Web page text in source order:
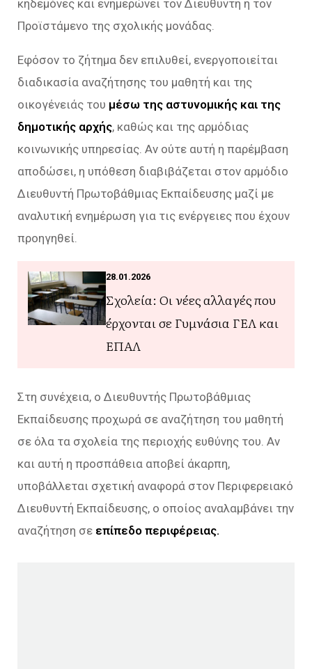
κηδεμόνες και ενημερώνει τον Διευθυντή ή τον
Προϊστάμενο της σχολικής μονάδας.
Εφόσον το ζήτημα δεν επιλυθεί, ενεργοποιείται
διαδικασία αναζήτησης του μαθητή και της
οικογένειάς του μέσω της αστυνομικής και της
δημοτικής αρχής, καθώς και της αρμόδιας
κοινωνικής υπηρεσίας. Αν ούτε αυτή η παρέμβαση
αποδώσει, η υπόθεση διαβιβάζεται στον αρμόδιο
Διευθυντή Πρωτοβάθμιας Εκπαίδευσης μαζί με
αναλυτική ενημέρωση για τις ενέργειες που έχουν
προηγηθεί.
28.01.2026
Σχολεία: Οι νέες αλλαγές που
έρχονται σε Γυμνάσια ΓΕΛ και
ΕΠΑΛ
Στη συνέχεια, ο Διευθυντής Πρωτοβάθμιας
Εκπαίδευσης προχωρά σε αναζήτηση του μαθητή
σε όλα τα σχολεία της περιοχής ευθύνης του. Αν
και αυτή η προσπάθεια αποβεί άκαρπη,
υποβάλλεται σχετική αναφορά στον Περιφερειακό
Διευθυντή Εκπαίδευσης, ο οποίος αναλαμβάνει την
αναζήτηση σε επίπεδο περιφέρειας.